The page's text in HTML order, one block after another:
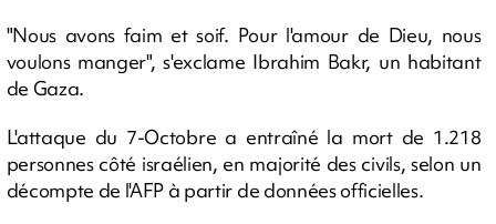
"Nous avons faim et soif. Pour l'amour de Dieu, nous
voulons manger", s'exclame Ibrahim Bakr, un habitant
de Gaza.
L'attaque du 7-Octobre a entraîné la mort de 1.218
personnes côté israélien, en majorité des civils, selon un
décompte de l'AFP à partir de données officielles.